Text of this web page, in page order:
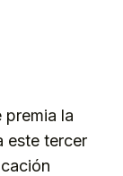
la
este tercer